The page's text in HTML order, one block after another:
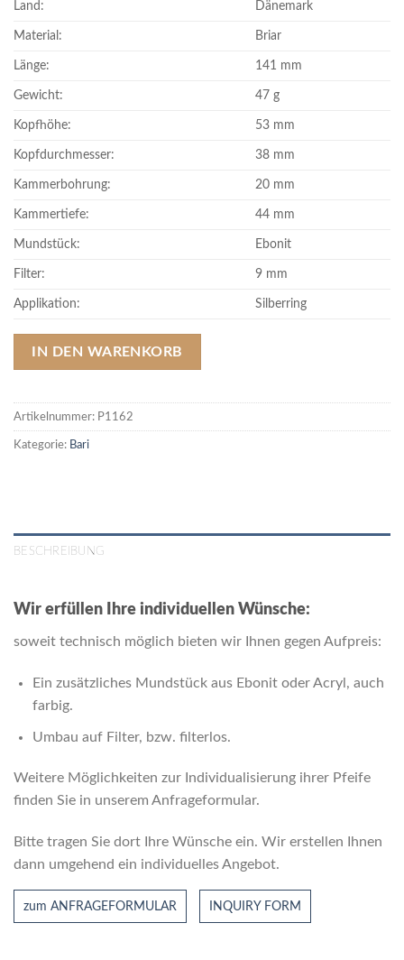
Land: Dänemark
Material: Briar
Länge: 141 mm
Gewicht: 47 g
Kopfhöhe: 53 mm
Kopfdurchmesser: 38 mm
Kammerbohrung: 20 mm
Kammertiefe: 44 mm
Mundstück: Ebonit
Filter: 9 mm
Applikation: Silberring
IN DEN WARENKORB
Artikelnummer: P1162
Kategorie: Bari
BESCHREIBUNG
Wir erfüllen Ihre individuellen Wünsche:
soweit technisch möglich bieten wir Ihnen gegen Aufpreis:
Ein zusätzliches Mundstück aus Ebonit oder Acryl, auch
farbig.
Umbau auf Filter, bzw. ﬁlterlos.
Weitere Möglichkeiten zur Individualisierung ihrer Pfeife
finden Sie in unserem Anfrageformular.
Bitte tragen Sie dort Ihre Wünsche ein. Wir erstellen Ihnen
dann umgehend ein individuelles Angebot.
zum ANFRAGEFORMULAR INQUIRY FORM